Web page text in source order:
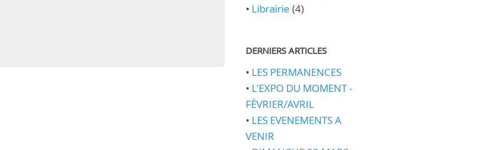
• Librairie (4)
DERNIERS ARTICLES
• LES PERMANENCES
• L'EXPO DU MOMENT -
FÉVRIER/AVRIL
• LES EVENEMENTS A
VENIR